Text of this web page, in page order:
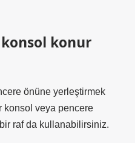
konur
önüne yerleştirmek
konsol veya pencere
raf da kullanabilirsiniz.